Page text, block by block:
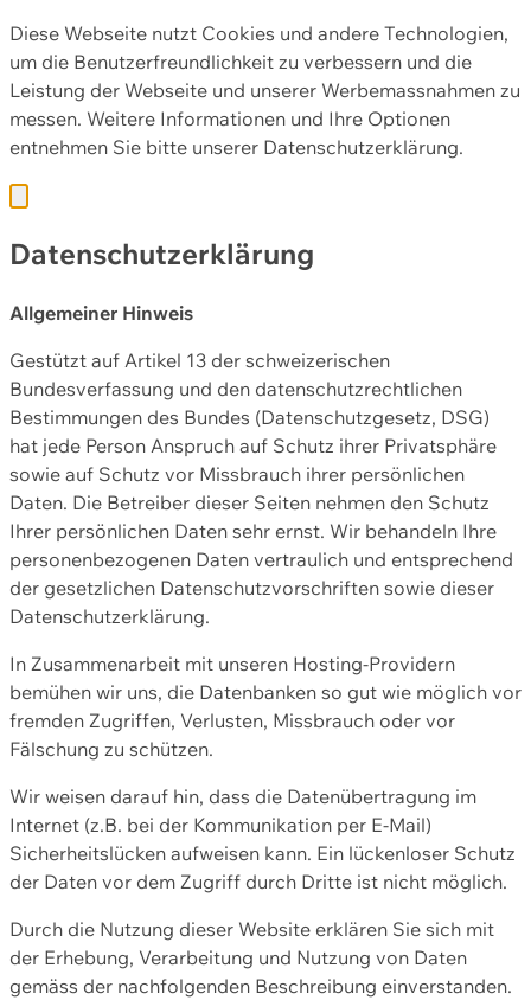
Diese Webseite nutzt Cookies und andere Technologien,
um die Benutzerfreundlichkeit zu verbessern und die
Leistung der Webseite und unserer Werbemassnahmen zu
messen. Weitere Informationen und Ihre Optionen
entnehmen Sie bitte unserer Datenschutzerklärung.
Datenschutzerklärung
Allgemeiner Hinweis
Gestützt auf Artikel 13 der schweizerischen
Bundesverfassung und den datenschutzrechtlichen
Bestimmungen des Bundes (Datenschutzgesetz, DSG)
hat jede Person Anspruch auf Schutz ihrer Privatsphäre
sowie auf Schutz vor Missbrauch ihrer persönlichen
Daten. Die Betreiber dieser Seiten nehmen den Schutz
Ihrer persönlichen Daten sehr ernst. Wir behandeln Ihre
personenbezogenen Daten vertraulich und entsprechend
der gesetzlichen Datenschutzvorschriften sowie dieser
Datenschutzerklärung.
In Zusammenarbeit mit unseren Hosting-Providern
bemühen wir uns, die Datenbanken so gut wie möglich vor
fremden Zugriffen, Verlusten, Missbrauch oder vor
Fälschung zu schützen.
Wir weisen darauf hin, dass die Datenübertragung im
Internet (z.B. bei der Kommunikation per E-Mail)
Sicherheitslücken aufweisen kann. Ein lückenloser Schutz
der Daten vor dem Zugriff durch Dritte ist nicht möglich.
Durch die Nutzung dieser Website erklären Sie sich mit
der Erhebung, Verarbeitung und Nutzung von Daten
gemäss der nachfolgenden Beschreibung einverstanden.